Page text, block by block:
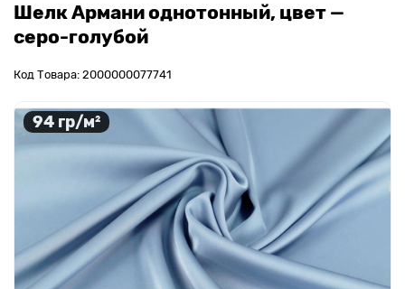
Шелк Армани однотонный, цвет —
серо-голубой
Код Товара: 2000000077741
94 гр/м²